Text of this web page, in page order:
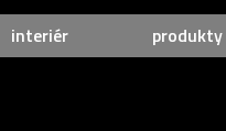
interiér produkty